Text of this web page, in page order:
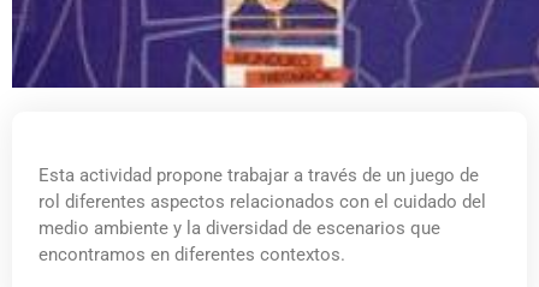
Esta actividad propone trabajar a través de un juego de
rol diferentes aspectos relacionados con el cuidado del
medio ambiente y la diversidad de escenarios que
encontramos en diferentes contextos.